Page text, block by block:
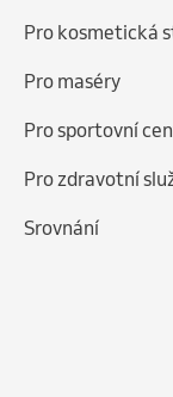
Pro kosmetická
Pro maséry
Pro sportovní
Pro zdravotní
Srovnání